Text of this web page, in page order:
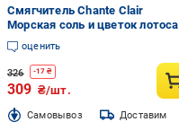
Смягчитель Chante Clair
Морская соль и цветок лотоса
1,14 л
оценить
326 -17 ₴
309 ₴/шт.
Cамовывоз Доставим